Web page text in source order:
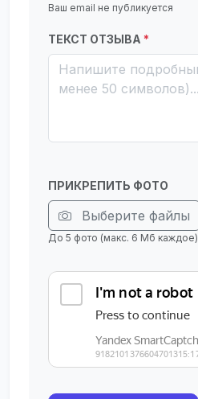
Ваш email не публикуется
ТЕКСТ ОТЗЫВА *
ПРИКРЕПИТЬ ФОТО
Выберите файлы
До 5 фото (макс. 6 Мб каждое)